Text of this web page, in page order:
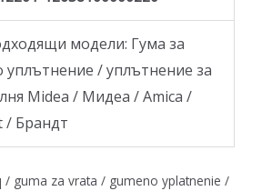
модели: Гума за
уплътнение / уплътнение за
Midea / Мидеа / Amica /
/ Брандт
/ guma za vrata / gumeno yplatnenie /